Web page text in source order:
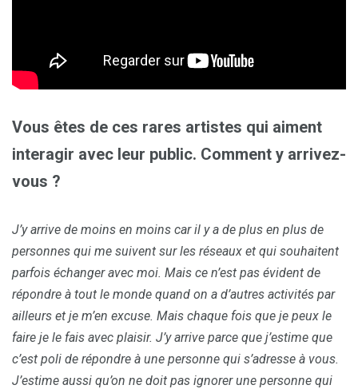
Vous êtes de ces rares artistes qui aiment
interagir avec leur public. Comment y arrivez-
vous ?
J’y arrive de moins en moins car il y a de plus en plus de
personnes qui me suivent sur les réseaux et qui souhaitent
parfois échanger avec moi. Mais ce n’est pas évident de
répondre à tout le monde quand on a d’autres activités par
ailleurs et je m’en excuse. Mais chaque fois que je peux le
faire je le fais avec plaisir. J’y arrive parce que j’estime que
c’est poli de répondre à une personne qui s’adresse à vous.
J’estime aussi qu’on ne doit pas ignorer une personne qui